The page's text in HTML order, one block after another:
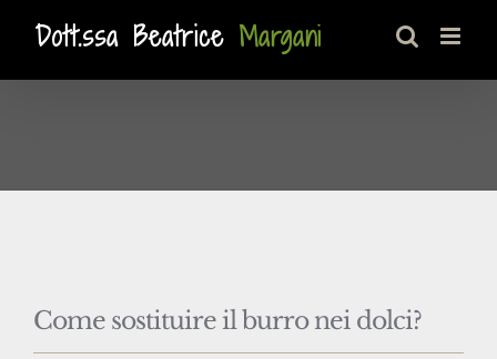
contenuto
Come sostituire il burro nei dolci?